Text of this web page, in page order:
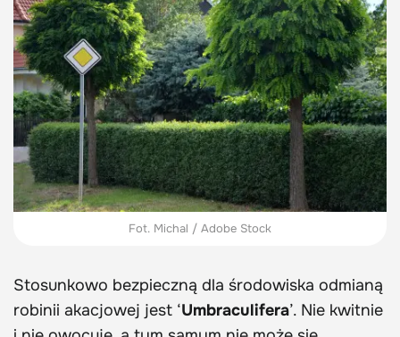
Fot. Michal / Adobe Stock
Stosunkowo bezpieczną dla środowiska odmianą
robinii akacjowej jest ‘Umbraculifera’. Nie kwitnie